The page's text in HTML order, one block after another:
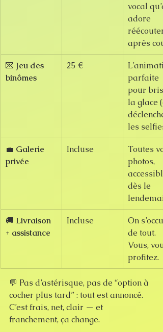
vocal
adore
réécouter
après
💌 Jeu des
binômes
25 €
parfaite
pour
la glace
les
💼 Galerie
privée
Incluse
Toutes
photos,
dès le
🚚 Livraison
+ assistance
Incluse
On
de tout.
Vous,
profitez.
💬 Pas d’astérisque, pas de “option à
cocher plus tard” : tout est annoncé.
C’est frais, net, clair — et
franchement, ça change.